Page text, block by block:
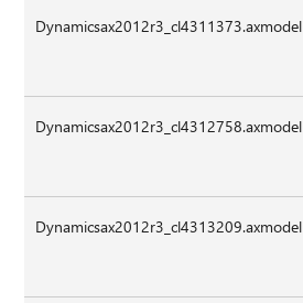
Dynamicsax2012r3_cl4311373.axmodel
Dynamicsax2012r3_cl4312758.axmodel
Dynamicsax2012r3_cl4313209.axmodel